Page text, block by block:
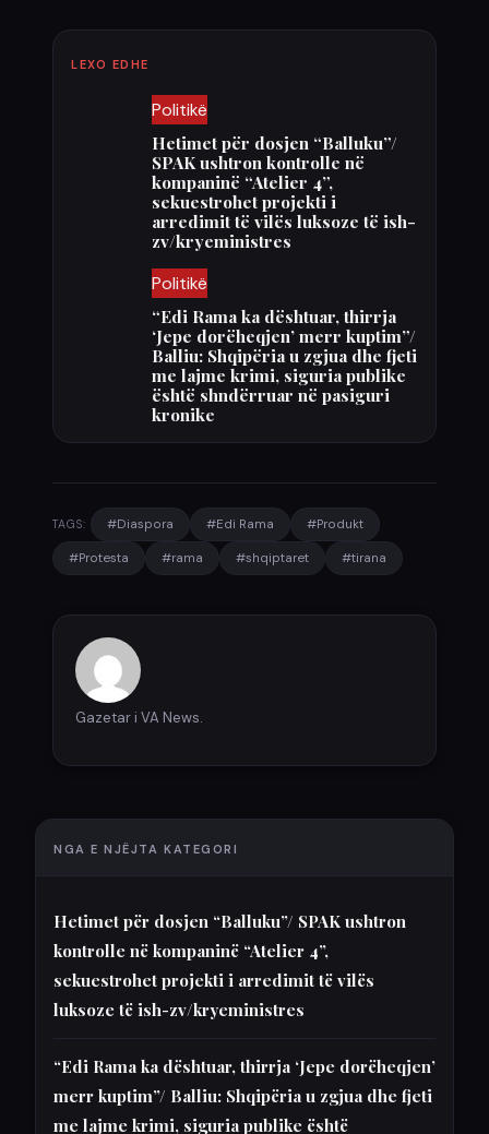
LEXO EDHE
Politikë
Hetimet për dosjen “Balluku”/
SPAK ushtron kontrolle në
kompaninë “Atelier 4”,
sekuestrohet projekti i
arredimit të vilës luksoze të ish-
zv/kryeministres
Politikë
“Edi Rama ka dështuar, thirrja
‘Jepe dorëheqjen’ merr kuptim”/
Balliu: Shqipëria u zgjua dhe fjeti
me lajme krimi, siguria publike
është shndërruar në pasiguri
kronike
TAGS: #Diaspora #Edi Rama #Produkt
#Protesta #rama #shqiptaret #tirana
Gazetar i VA News.
NGA E NJËJTA KATEGORI
Hetimet për dosjen “Balluku”/ SPAK ushtron
kontrolle në kompaninë “Atelier 4”,
sekuestrohet projekti i arredimit të vilës
luksoze të ish-zv/kryeministres
“Edi Rama ka dështuar, thirrja ‘Jepe dorëheqjen’
merr kuptim”/ Balliu: Shqipëria u zgjua dhe fjeti
me lajme krimi, siguria publike është